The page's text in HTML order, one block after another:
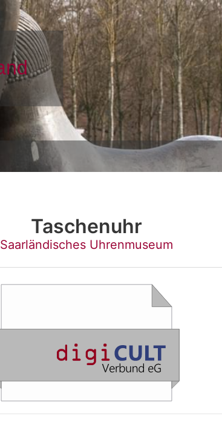
Taschenuhr
Saarländisches Uhrenmuseum